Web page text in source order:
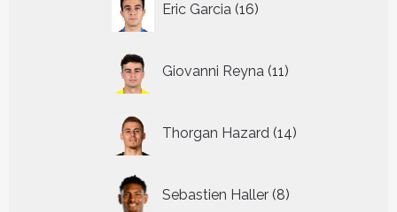
Eric Garcia 16
producten
Giovanni Reyna 11
producten
Thorgan Hazard 14
producten
Sebastien Haller 8
producten